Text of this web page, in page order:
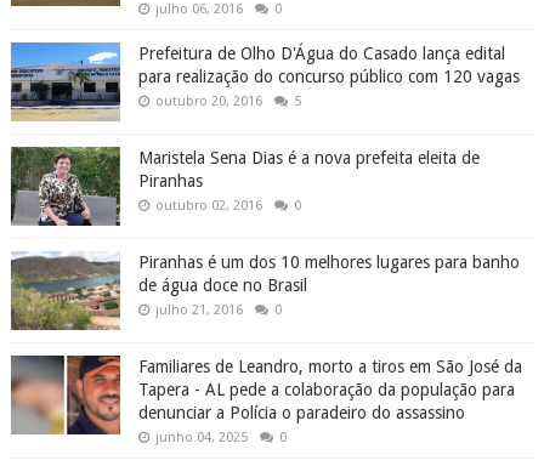
julho 06, 2016 0
Prefeitura de Olho D'Água do Casado lança edital
para realização do concurso público com 120 vagas
outubro 20, 2016 5
Maristela Sena Dias é a nova prefeita eleita de
Piranhas
outubro 02, 2016 0
Piranhas é um dos 10 melhores lugares para banho
de água doce no Brasil
julho 21, 2016 0
Familiares de Leandro, morto a tiros em São José da
Tapera - AL pede a colaboração da população para
denunciar a Polícia o paradeiro do assassino
junho 04, 2025 0